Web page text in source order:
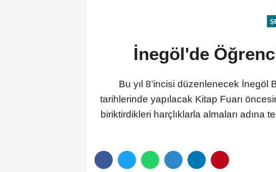
İnegöl'de
Bu yıl 8’incisi düzenlenecek İnegöl
tarihlerinde yapılacak Kitap Fuarı
biriktirdikleri harçlıklarla almaları